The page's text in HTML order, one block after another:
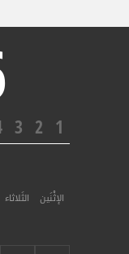
1
2
3
الإثْنَين الثَلاثاء